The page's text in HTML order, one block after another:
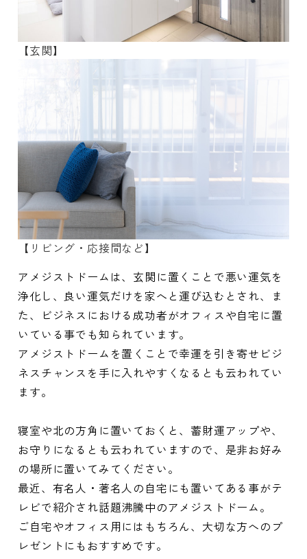
【玄関】
【リビング・応接間など】
アメジストドームは、玄関に置くことで悪い運気を
浄化し、良い運気だけを家へと運び込むとされ、ま
た、ビジネスにおける成功者がオフィスや自宅に置
いている事でも知られています。
アメジストドームを置くことで幸運を引き寄せビジ
ネスチャンスを手に入れやすくなるとも云われてい
ます。
寝室や北の方角に置いておくと、蓄財運アップや、
お守りになるとも云われていますので、是非お好み
の場所に置いてみてください。
最近、有名人・著名人の自宅にも置いてある事がテ
レビで紹介され話題沸騰中のアメジストドーム。
ご自宅やオフィス用にはもちろん、大切な方へのプ
レゼントにもおすすめです。